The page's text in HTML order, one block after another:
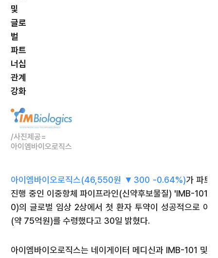
및
글로
벌
파트
너십
관계
강화
/사진제공=
아이엠바이오로직스
아이엠바이오로직스(46,550원 ▼300 -0.64%)가 파트
진행 중인 이중항체 파이프라인(신약후보물질) 'IMB-101'(
0)의 글로벌 임상 2상에서 첫 환자 투약이 성공적으로 이
(약 75억원)를 수령했다고 30일 밝혔다.
아이엠바이오로직스는 네이게이터 메디신과 IMB-101 및